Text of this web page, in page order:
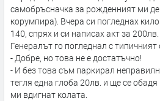
самобръсначка за рожденният ми
корумпира). Вчера си погледнах
140, спрях и си написах акт за 200лв.
Генералът го погледнал с типичният
- Добре, но това не е достатъчно!
- И без това съм паркирал
тегля една глоба 20лв. и ще се обадя
ми вдигнат колата.